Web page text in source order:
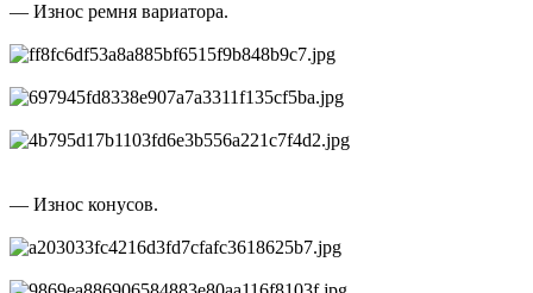
— Износ ремня вариатора.
— Износ конусов.